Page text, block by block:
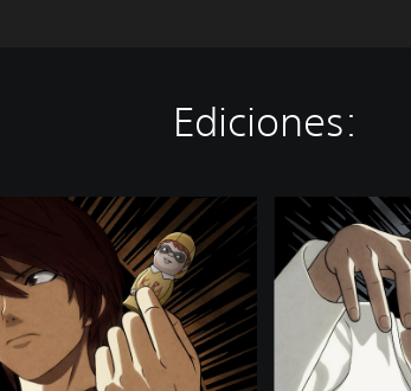
Ediciones:
c